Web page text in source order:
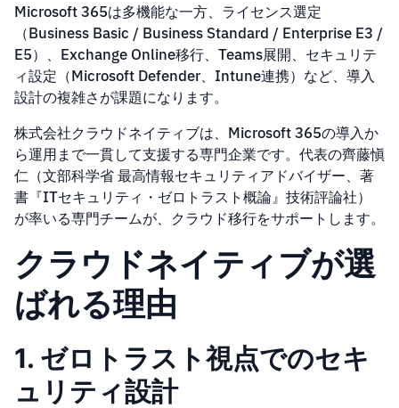
Microsoft 365は多機能な一方、ライセンス選定
（Business Basic / Business Standard / Enterprise E3 /
E5）、Exchange Online移行、Teams展開、セキュリテ
ィ設定（Microsoft Defender、Intune連携）など、導入
設計の複雑さが課題になります。
株式会社クラウドネイティブは、Microsoft 365の導入か
ら運用まで一貫して支援する専門企業です。代表の齊藤愼
仁（文部科学省 最高情報セキュリティアドバイザー、著
書『ITセキュリティ・ゼロトラスト概論』技術評論社）
が率いる専門チームが、クラウド移行をサポートします。
クラウドネイティブが選
ばれる理由
1. ゼロトラスト視点でのセキ
ュリティ設計